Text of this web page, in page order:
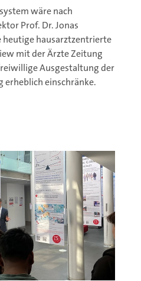
wäre nach
Prof. Dr. Jonas
heutige hausarztzentrierte
mit der Ärzte Zeitung
Ausgestaltung der
erheblich einschränke.